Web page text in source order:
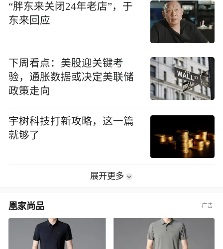
“胖东来关闭24年老店”，于
东来回应
下周看点：美股迎关键考
验，通胀数据或决定美联储
政策走向
宇树科技打新攻略，这一篇
就够了
展开更多
凰家尚品